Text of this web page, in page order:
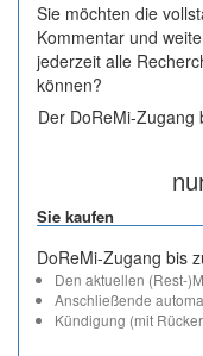
Sie möchten die
Kommentar und
jederzeit alle
können?
Der DoReMi-Zugang
Sie kaufen
DoReMi-Zugang bis
Den aktuellen (Rest-
Anschließende
Kündigung (mit